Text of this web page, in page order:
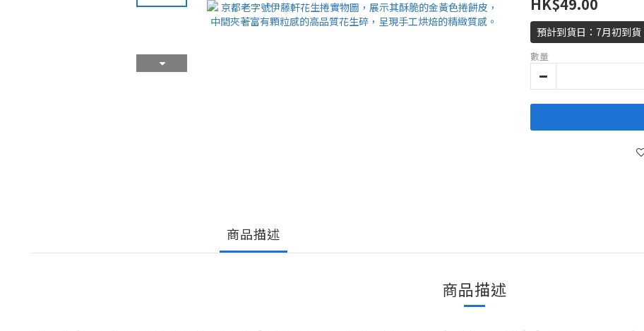
預計到貨日：7月初到貨
數量
商品描述
商品描述